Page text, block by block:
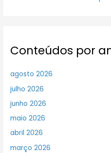
Conteúdos por
agosto 2026
julho 2026
junho 2026
maio 2026
abril 2026
março 2026